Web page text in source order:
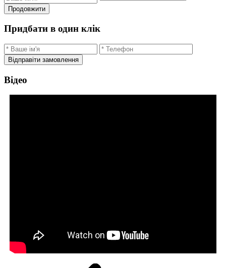
Продовжити
Придбати в один клік
Відправіти замовлення
Відео